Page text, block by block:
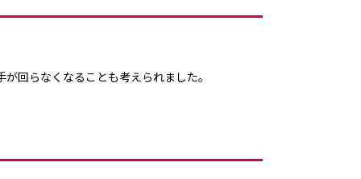
回らなくなることも考えられました。